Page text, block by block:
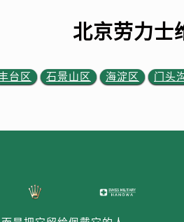
勒盟市锡林浩特市光明街与额尔敦
市乌兰浩特市兴安大街劳力士售后
迎宾街劳力士售后服务中心（需提
顺城街劳力士售后服务中心（需提
河东街劳力士售后服务中心（需提前
北京劳力士
台区 石景山区 海淀区 门头